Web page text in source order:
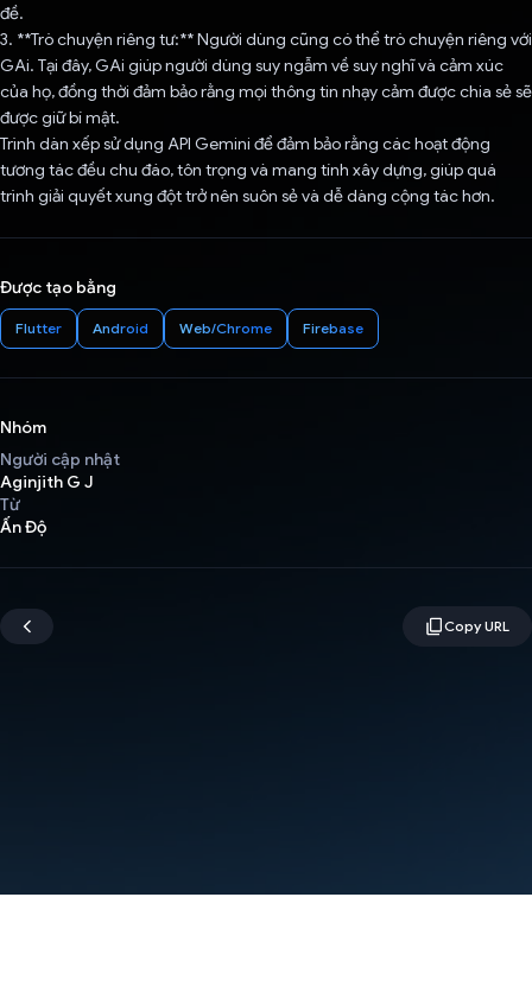
đề.
3. **Trò chuyện riêng tư:** Người dùng cũng có thể trò chuyện riêng với
GAi. Tại đây, GAi giúp người dùng suy ngẫm về suy nghĩ và cảm xúc
của họ, đồng thời đảm bảo rằng mọi thông tin nhạy cảm được chia sẻ sẽ
được giữ bí mật.
Trình dàn xếp sử dụng API Gemini để đảm bảo rằng các hoạt động
tương tác đều chu đáo, tôn trọng và mang tính xây dựng, giúp quá
trình giải quyết xung đột trở nên suôn sẻ và dễ dàng cộng tác hơn.
Được tạo bằng
Flutter Android Web/Chrome Firebase
Nhóm
Người cập nhật
Aginjith G J
Từ
Ấn Độ